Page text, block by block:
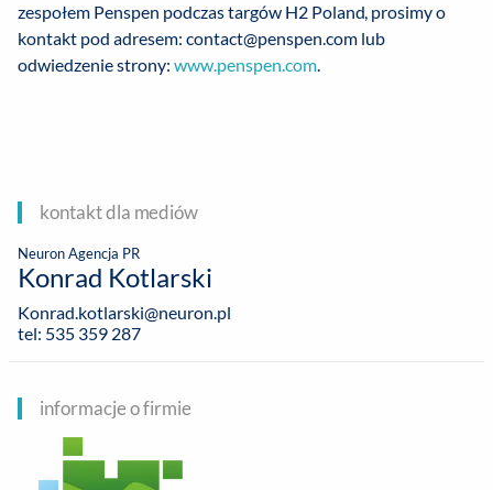
zespołem Penspen podczas targów H2 Poland, prosimy o
kontakt pod adresem: contact@penspen.com lub
odwiedzenie strony: www.penspen.com.
kontakt dla mediów
Neuron Agencja PR
Konrad Kotlarski
Konrad.kotlarski@neuron.pl
tel: 535 359 287
informacje o firmie